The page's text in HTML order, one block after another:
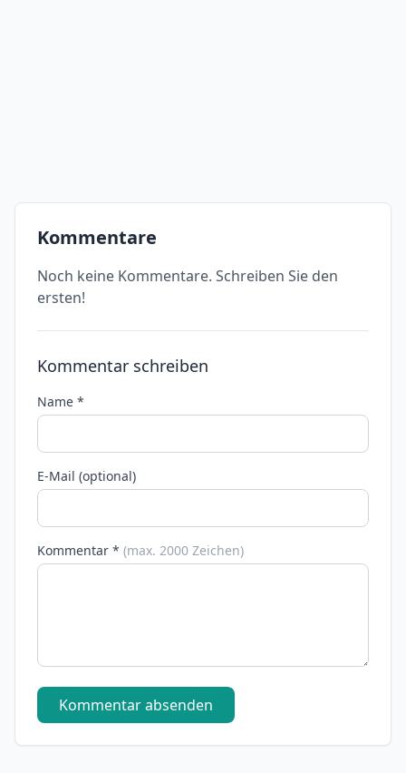
Kommentare
Noch keine Kommentare. Schreiben Sie den
ersten!
Kommentar schreiben
Name *
E-Mail (optional)
Kommentar * (max. 2000 Zeichen)
Kommentar absenden